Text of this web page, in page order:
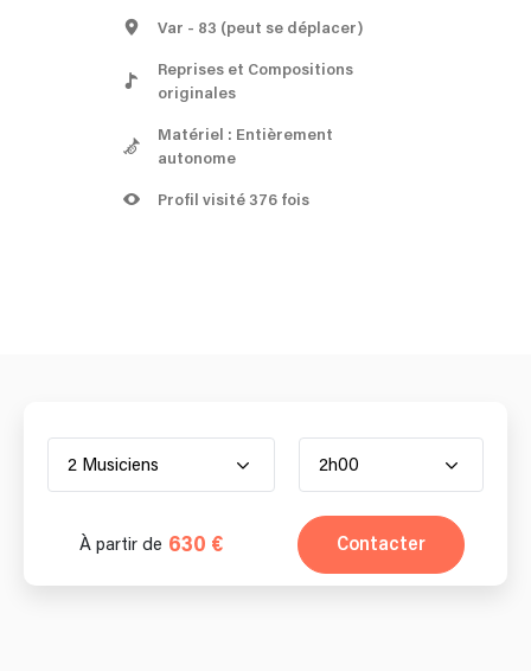
Var - 83 (peut se déplacer)
Reprises et Compositions
originales
Matériel : Entièrement
autonome
Profil visité 376 fois
2 Musiciens 2h00
À partir de 630 € Contacter